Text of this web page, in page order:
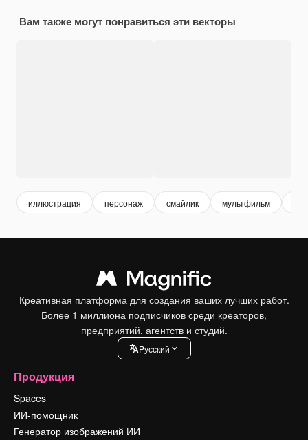
Вам также могут понравиться эти векторы
иллюстрация персонаж смайлик мультфильм
Креативная платформа для создания ваших лучших работ.
Более 1 миллиона подписчиков среди креаторов,
предприятий, агентств и студий.
Pусский
Продукция
Spaces
ИИ-помощник
Генератор изображений ИИ